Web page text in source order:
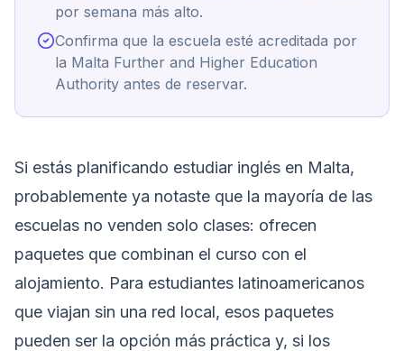
por semana más alto.
Confirma que la escuela esté acreditada por
la Malta Further and Higher Education
Authority antes de reservar.
Si estás planificando estudiar inglés en Malta,
probablemente ya notaste que la mayoría de las
escuelas no venden solo clases: ofrecen
paquetes que combinan el curso con el
alojamiento. Para estudiantes latinoamericanos
que viajan sin una red local, esos paquetes
pueden ser la opción más práctica y, si los